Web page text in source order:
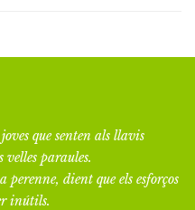
que senten als llavis
velles paraules.
dient que els esforços
inútils.